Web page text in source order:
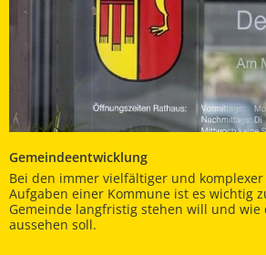
Gemeindeentwicklung
Bei den immer vielfältiger und
Aufgaben einer Kommune ist es wichtig
Gemeinde langfristig stehen will und wie
aussehen soll.